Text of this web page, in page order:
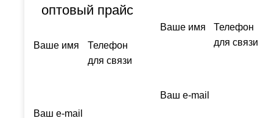
оптовый прайс
Ваше имя
Телефон
для связи
Ваш e-mail
Ваше имя
Телефон
для связи
Ваш e-mail